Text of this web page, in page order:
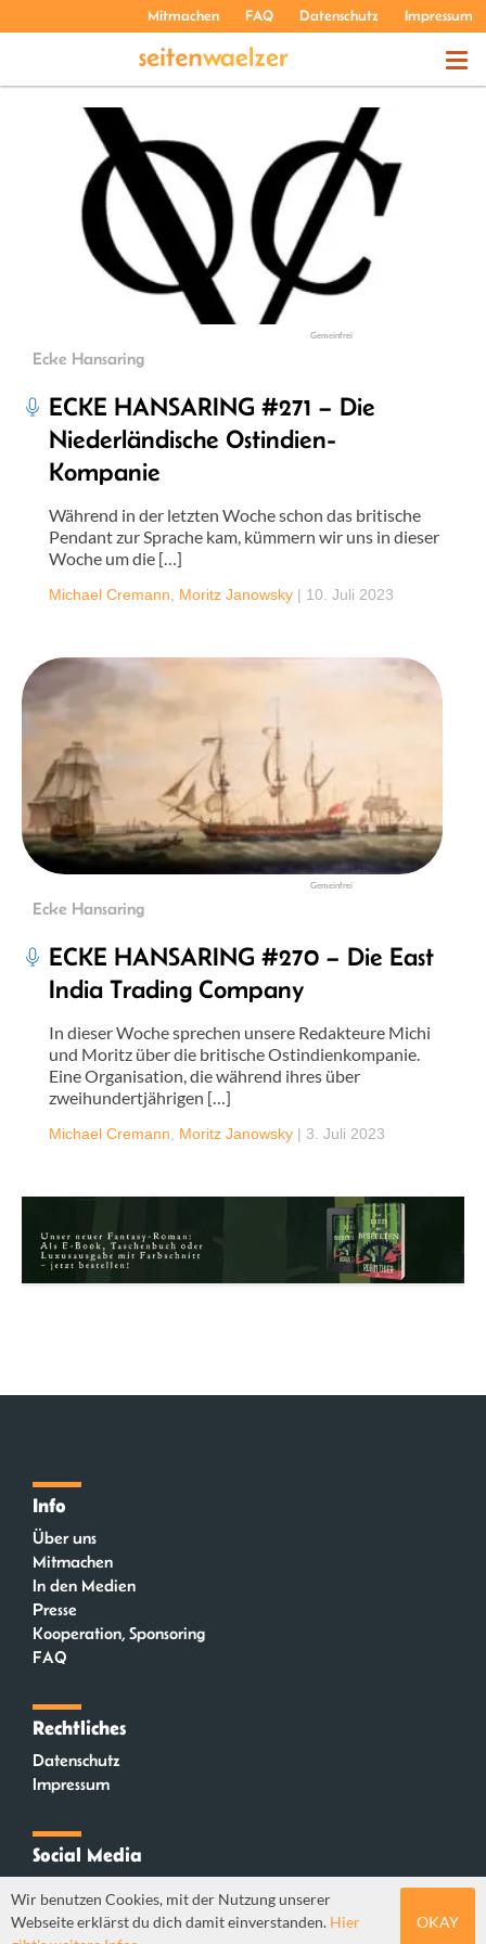
Mitmachen FAQ Datenschutz Impressum
PODCASTS
ÜBER UNS
Gemeinfrei
Ecke Hansaring
ECKE HANSARING #271 – Die
Niederländische Ostindien-
Kompanie
Während in der letzten Woche schon das britische
Pendant zur Sprache kam, kümmern wir uns in dieser
Woche um die […]
Michael Cremann Moritz Janowsky | 10. Juli 2023
Gemeinfrei
Ecke Hansaring
ECKE HANSARING #270 – Die East
India Trading Company
In dieser Woche sprechen unsere Redakteure Michi
und Moritz über die britische Ostindienkompanie.
Eine Organisation, die während ihres über
zweihundertjährigen […]
Michael Cremann Moritz Janowsky | 3. Juli 2023
Info
Über uns
Mitmachen
In den Medien
Presse
Kooperation, Sponsoring
FAQ
Rechtliches
Datenschutz
Impressum
Social Media
Mastodon
Wir benutzen Cookies, mit der Nutzung unserer
Webseite erklärst du dich damit einverstanden. Hier
OKAY